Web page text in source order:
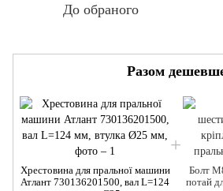
До обраного
Разом
Хрестовина для пральної машини
Атлант 730136201500, вал L=124
Болт
потай